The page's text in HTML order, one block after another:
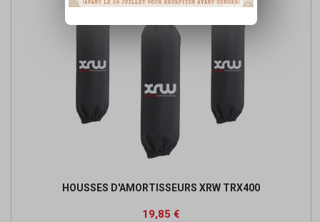
HOUSSES D'AMORTISSEURS XRW TRX400
Prix
19,85 €